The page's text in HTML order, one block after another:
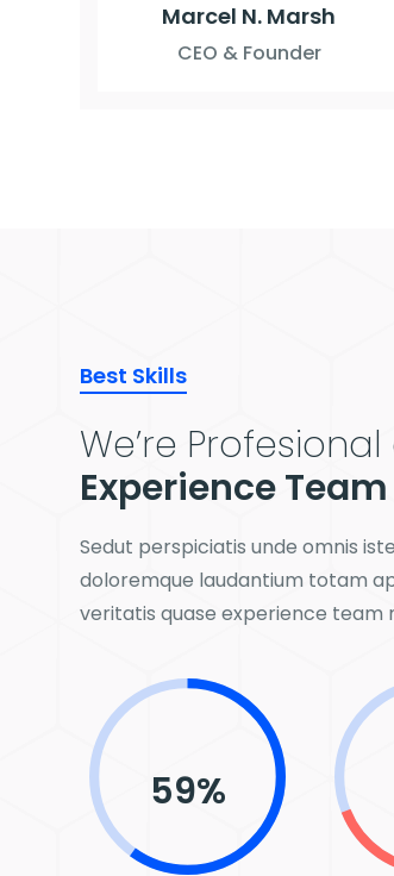
Marcel N. Marsh
CEO & Founder
Best Skills
We’re
Experience Team
Sedut perspiciatis unde omnis
doloremque laudantium totam
veritatis quase experience team
76%